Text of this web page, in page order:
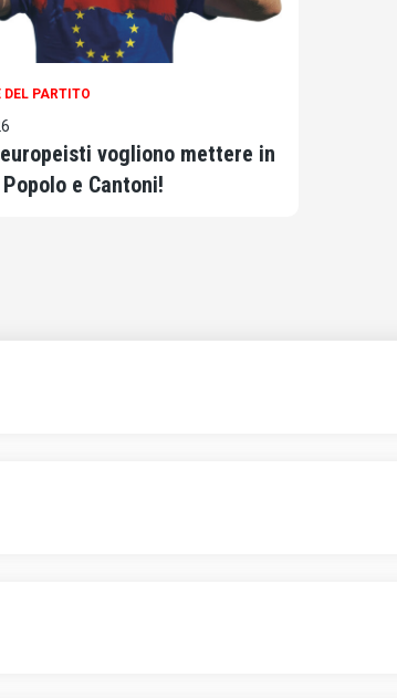
DEL PARTITO
europeisti vogliono mettere in
e Cantoni!